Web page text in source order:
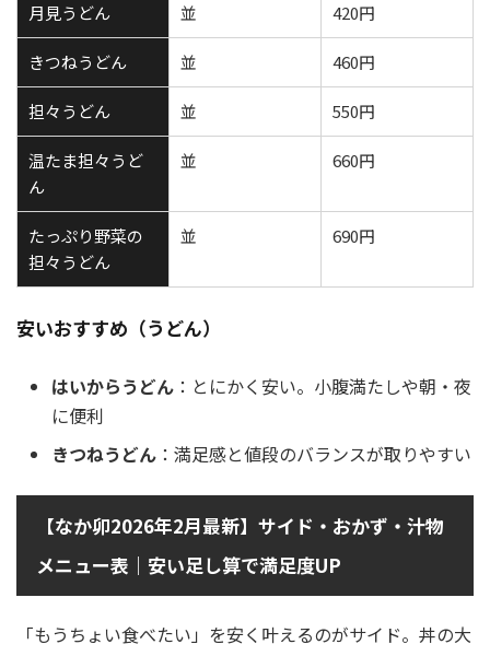
月見うどん 並 420円
きつねうどん 並 460円
担々うどん 並 550円
温たま担々うど
ん
並 660円
たっぷり野菜の
担々うどん
並 690円
安いおすすめ（うどん）
はいからうどん ：とにかく安い。小腹満たしや朝・夜
に便利
きつねうどん ：満足感と値段のバランスが取りやすい
【なか卯2026年2月最新】サイド・おかず・汁物
メニュー表｜安い足し算で満足度UP
「もうちょい食べたい」を安く叶えるのがサイド。丼の大